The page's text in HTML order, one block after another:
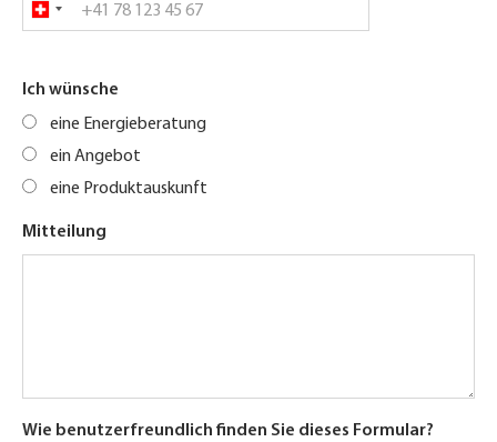
Ich wünsche
eine Energieberatung
ein Angebot
eine Produktauskunft
Mitteilung
Wie benutzerfreundlich finden Sie dieses Formular?